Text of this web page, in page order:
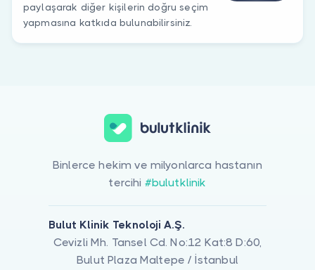
paylaşarak diğer kişilerin doğru seçim
yapmasına katkıda bulunabilirsiniz.
Binlerce hekim ve milyonlarca hastanın
tercihi #bulutklinik
Bulut Klinik Teknoloji A.Ş.
Cevizli Mh. Tansel Cd. No:12 Kat:8 D:60,
Bulut Plaza Maltepe / İstanbul